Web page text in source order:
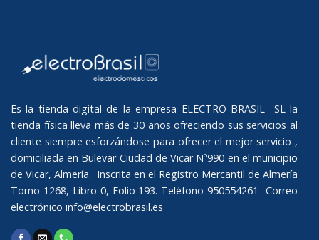
Es la tienda digital de la empresa ELECTRO BRASIL SL la
tienda física lleva más de 30 años ofreciendo sus servicios al
cliente siempre esforzándose para ofrecer el mejor servicio ,
domiciliada en Bulevar Ciudad de Vicar Nº990 en el municipio
de Vicar, Almería. Inscrita en el Registro Mercantil de Almería
Tomo 1268, Libro 0, Folio 193. Teléfono 950554261 Correo
electrónico info@electrobrasil.es